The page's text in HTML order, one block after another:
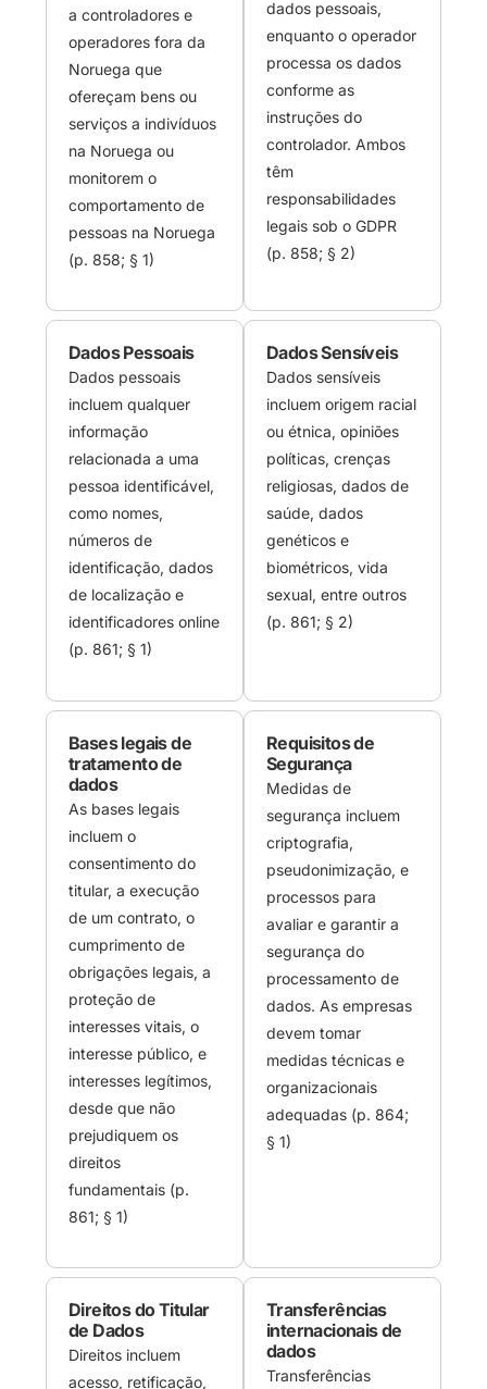
a controladores e
operadores fora da
Noruega que
ofereçam bens ou
serviços a indivíduos
na Noruega ou
monitorem o
comportamento de
pessoas na Noruega
(p. 858; § 1)
dados pessoais,
enquanto o operador
processa os dados
conforme as
instruções do
controlador. Ambos
têm
responsabilidades
legais sob o GDPR
(p. 858; § 2)
Dados Pessoais
Dados pessoais
incluem qualquer
informação
relacionada a uma
pessoa identificável,
como nomes,
números de
identificação, dados
de localização e
identificadores online
(p. 861; § 1)
Dados Sensíveis
Dados sensíveis
incluem origem racial
ou étnica, opiniões
políticas, crenças
religiosas, dados de
saúde, dados
genéticos e
biométricos, vida
sexual, entre outros
(p. 861; § 2)
Bases legais de
tratamento de
dados
As bases legais
incluem o
consentimento do
titular, a execução
de um contrato, o
cumprimento de
obrigações legais, a
proteção de
interesses vitais, o
interesse público, e
interesses legítimos,
desde que não
prejudiquem os
direitos
fundamentais (p.
861; § 1)
Requisitos de
Segurança
Medidas de
segurança incluem
criptografia,
pseudonimização, e
processos para
avaliar e garantir a
segurança do
processamento de
dados. As empresas
devem tomar
medidas técnicas e
organizacionais
adequadas (p. 864;
§ 1)
Direitos do Titular
de Dados
Direitos incluem
acesso, retificação,
Transferências
internacionais de
dados
Transferências